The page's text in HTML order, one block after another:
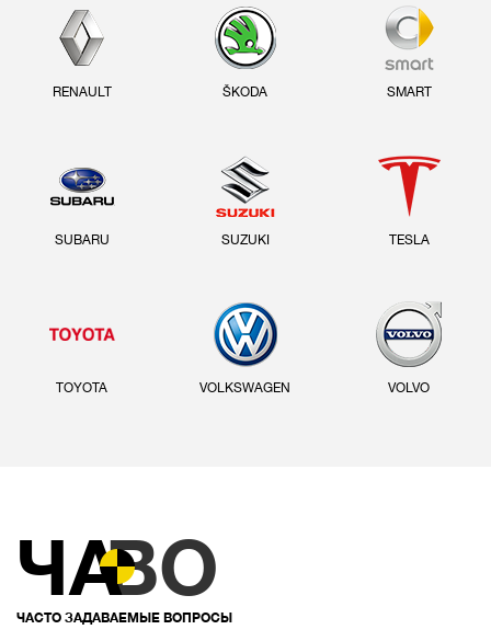
RENAULT ŠKODA SMART
SUBARU SUZUKI TESLA
TOYOTA VOLKSWAGEN VOLVO
ЧАВО
ЧАСТО ЗАДАВАЕМЫЕ ВОПРОСЫ